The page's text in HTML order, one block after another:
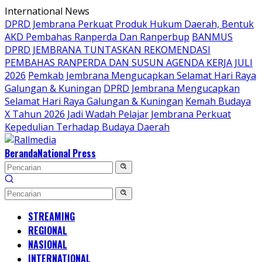
Langsung
ke
konten
International News
DPRD Jembrana Perkuat Produk Hukum Daerah, Bentuk
AKD Pembahas Ranperda Dan Ranperbup BANMUS
DPRD JEMBRANA TUNTASKAN REKOMENDASI
PEMBAHAS RANPERDA DAN SUSUN AGENDA KERJA JULI
2026 Pemkab Jembrana Mengucapkan Selamat Hari Raya
Galungan & Kuningan DPRD Jembrana Mengucapkan
Selamat Hari Raya Galungan & Kuningan Kemah Budaya
X Tahun 2026 Jadi Wadah Pelajar Jembrana Perkuat
Kepedulian Terhadap Budaya Daerah
BerandaNational Press
STREAMING
REGIONAL
NASIONAL
INTERNATIONAL